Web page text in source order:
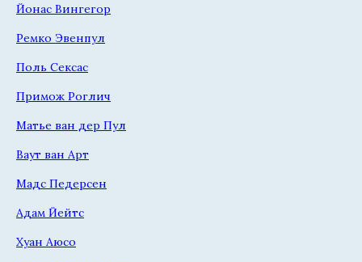
Йонас Вингегор
Ремко Эвенпул
Поль Сексас
Примож Роглич
Матье ван дер Пул
Ваут ван Арт
Мадс Педерсен
Адам Йейтс
Хуан Аюсо